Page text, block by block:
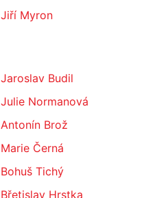
Jiří Myron
Jaroslav Budil
Julie Normanová
Antonín Brož
Marie Černá
Bohuš Tichý
Břetislav Hrstka